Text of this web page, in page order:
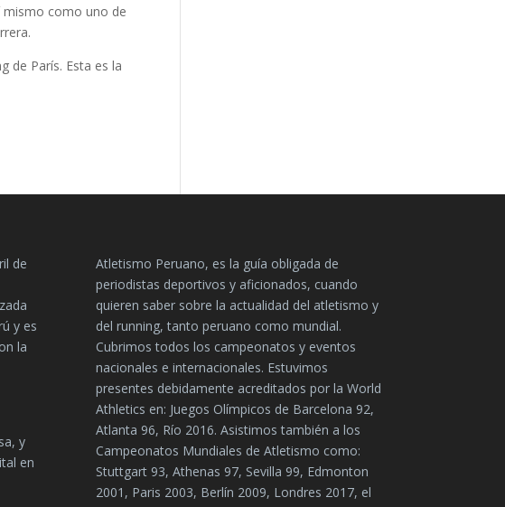
mismo como uno de
de París. Esta es la
de
y es
la
y
en
Atletismo Peruano, es la guía obligada de
periodistas deportivos y aficionados, cuando
quieren saber sobre la actualidad del atletismo y
del running, tanto peruano como mundial.
Cubrimos todos los campeonatos y eventos
nacionales e internacionales. Estuvimos
presentes debidamente acreditados por la World
Athletics en: Juegos Olímpicos de Barcelona 92,
Atlanta 96, Río 2016. Asistimos también a los
Campeonatos Mundiales de Atletismo como:
Stuttgart 93, Athenas 97, Sevilla 99, Edmonton
2001, Paris 2003, Berlín 2009, Londres 2017, el